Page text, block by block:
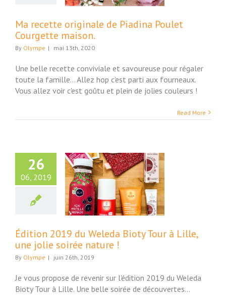
Ma recette originale de Piadina Poulet
Courgette maison.
By Olympe | mai 13th, 2020
Une belle recette conviviale et savoureuse pour régaler
toute la famille... Allez hop c'est parti aux fourneaux.
Vous allez voir c'est goûtu et plein de jolies couleurs !
Read More
26
06, 2019
2019 du
Bioty Tour à
jolie soirée
Édition 2019 du Weleda Bioty Tour à Lille,
une jolie soirée nature !
By Olympe | juin 26th, 2019
Je vous propose de revenir sur l'édition 2019 du Weleda
Bioty Tour à Lille. Une belle soirée de découvertes...